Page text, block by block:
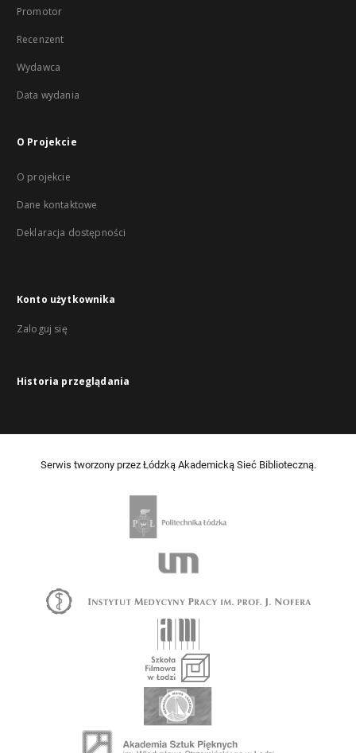
Promotor
Recenzent
Wydawca
Data wydania
O Projekcie
O projekcie
Dane kontaktowe
Deklaracja dostępności
Konto użytkownika
Zaloguj się
Historia przeglądania
Serwis tworzony przez Łódzką Akademicką Sieć Biblioteczną.